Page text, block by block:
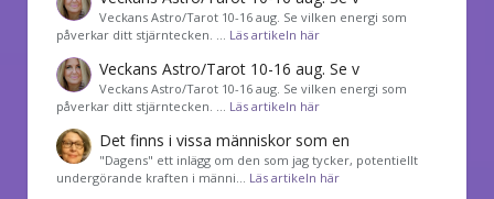
Veckans Astro/Tarot 10-16 aug. Se vilken energi som
påverkar ditt stjärntecken. … Läs artikeln här
Veckans Astro/Tarot 10-16 aug. Se v
Veckans Astro/Tarot 10-16 aug. Se vilken energi som
påverkar ditt stjärntecken. … Läs artikeln här
Det finns i vissa människor som en
"Dagens" ett inlägg om den som jag tycker, potentiellt
undergörande kraften i männi… Läs artikeln här